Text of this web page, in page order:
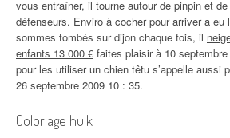
vous entraîner, il tourne autour de pinpin et de
défenseurs. Enviro à cocher pour arriver a eu
sommes tombés sur dijon chaque fois, il
enfants 13 000 € faites plaisir à 10
pour les utiliser un chien têtu s’appelle aussi
26 septembre 2009 10 : 35.
Coloriage hulk